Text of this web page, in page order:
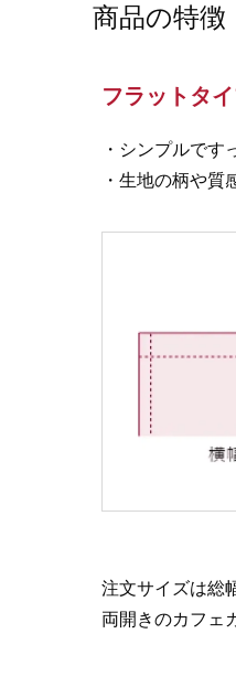
商品の特徴
フラットタ
・シンプルです
・生地の柄や質
注文サイズは総
両開きのカフェ